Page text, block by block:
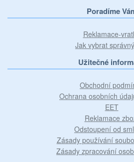
Poradíme
Reklamace-
Jak vybrat
Užitečné
Obchodní
Ochrana osobních
EET
Reklamace
Odstoupení od
Zásady používání
Zásady zpracování